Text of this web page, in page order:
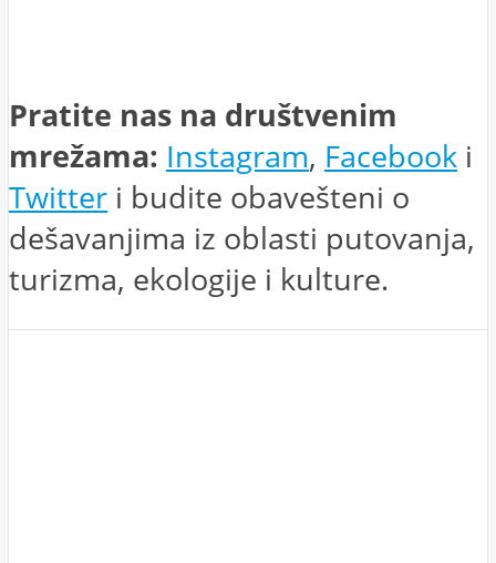
Pratite nas na društvenim
mrežama: Instagram, Facebook i
Twitter i budite obavešteni o
dešavanjima iz oblasti putovanja,
turizma, ekologije i kulture.